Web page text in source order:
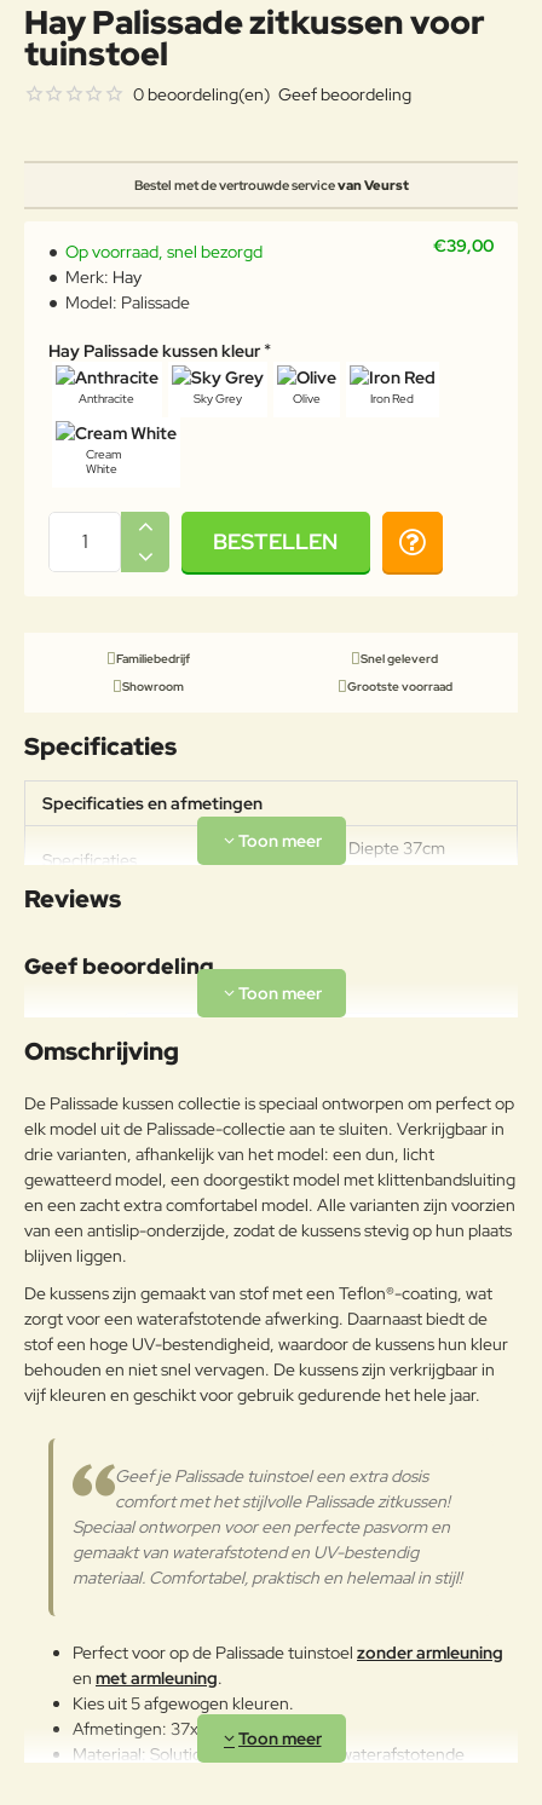
Hay Palissade zitkussen voor
tuinstoel
Bestel met de vertrouwde servicevan Veurst
0 beoordeling(en) Geef beoordeling
€39,00
Op voorraad, snel bezorgd
Merk: Hay
Model: Palissade
Hay Palissade kussen kleur
Anthracite Sky Grey Olive Iron Red
Cream
White
BESTELLEN
Familiebedrijf
Snel geleverd
Showroom
Grootste voorraad
Specificaties
Specificaties en afmetingen
Specificaties
Breedte 37cm Diepte 37cm
Hoogte 3cm
Buitenstof
synthetische stof die bekend staat
om zijn duurzaamheid,
productieproces volledig
doordrongen met kleur, waardoor
de stof beter bestand is tegen
vervaging door zonlicht of intensief
gebruik.Dankzij de
waterafstotende afwerking stoot
buitenshuis. Dit maakt het
materiaal niet alleen gemakkelijk
schoon te maken, maar ook
perfect geschikt voor tuinmeubels
en andere buitenaccessoires die
weersomstandigheden.
Onderhoudsadvies
Om uw Olefin stof in optimale
conditie te houden, verwijdert u
stand. Bij vlekken reinigt u de stof
en een mild reinigingsmiddel.
Spoel grondig af om zeepresten te
verwijderen en laat de stof volledig
Reviews
Geef beoordeling
Uw naam:
g:
Note:HTML-code wordt niet vertaald!
Waardering:
Waarderin
g:
Verder
Omschrijving
De Palissade kussen collectie is speciaal ontworpen om perfect op
elk model uit de Palissade-collectie aan te sluiten. Verkrijgbaar in
drie varianten, afhankelijk van het model: een dun, licht
gewatteerd model, een doorgestikt model met klittenbandsluiting
en een zacht extra comfortabel model. Alle varianten zijn voorzien
van een antislip-onderzijde, zodat de kussens stevig op hun plaats
blijven liggen.
De kussens zijn gemaakt van stof met een Teflon®-coating, wat
zorgt voor een waterafstotende afwerking. Daarnaast biedt de
stof een hoge UV-bestendigheid, waardoor de kussens hun kleur
behouden en niet snel vervagen. De kussens zijn verkrijgbaar in
vijf kleuren en geschikt voor gebruik gedurende het hele jaar.
Geef je Palissade tuinstoel een extra dosis
comfort met het stijlvolle Palissade zitkussen!
Speciaal ontworpen voor een perfecte pasvorm en
gemaakt van waterafstotend en UV-bestendig
materiaal. Comfortabel, praktisch en helemaal in stijl!
Perfect voor op de Palissade tuinstoel zonder armleuning
en met armleuning.
Kies uit 5 afgewogen kleuren.
Afmetingen: 37x37x3cm.
Materiaal: Solution dyed Olefin met waterafstotende